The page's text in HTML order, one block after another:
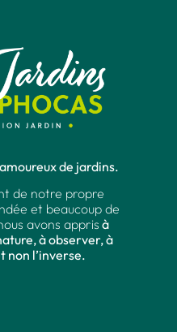
de jardins.
de notre propre
et beaucoup de
avons appris à
à observer, à
non l’inverse.